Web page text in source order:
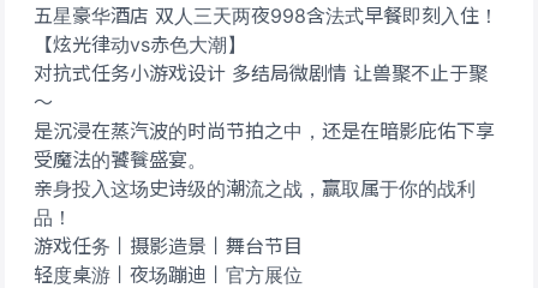
五星豪华酒店 双人三天两夜998含法式早餐即刻入住！
【炫光律动vs赤色大潮】
对抗式任务小游戏设计 多结局微剧情 让兽聚不止于聚
～
是沉浸在蒸汽波的时尚节拍之中，还是在暗影庇佑下享
受魔法的饕餮盛宴。
亲身投入这场史诗级的潮流之战，赢取属于你的战利
品！
游戏任务丨摄影造景丨舞台节目
轻度桌游丨夜场蹦迪丨官方展位